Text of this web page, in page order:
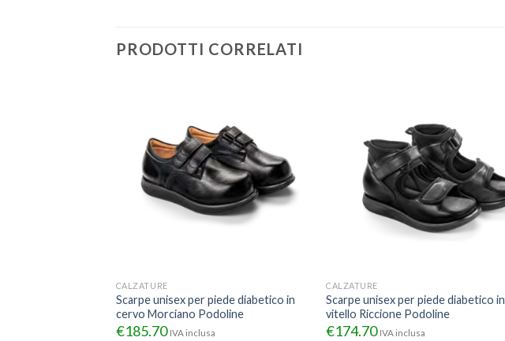
PRODOTTI CORRELATI
CALZATURE
Scarpe unisex per piede diabetico in
cervo Morciano Podoline
€185.70 IVA inclusa
CALZATURE
Scarpe unisex per piede diabetico in
vitello Riccione Podoline
€174.70 IVA inclusa